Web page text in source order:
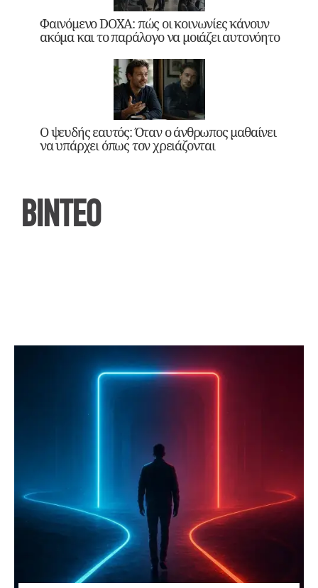
Φαινόμενο DOXA: πώς οι κοινωνίες κάνουν
ακόμα και το παράλογο να μοιάζει αυτονόητο
Ο ψευδής εαυτός: Όταν ο άνθρωπος μαθαίνει
να υπάρχει όπως τον χρειάζονται
ΒΙΝΤΕΟ